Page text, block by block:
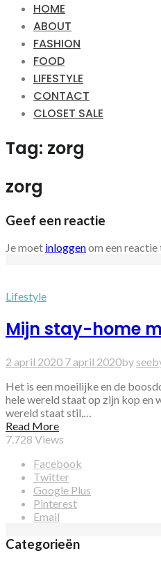
HOME
ABOUT
FASHION
FOOD
LIFESTYLE
CONTACT
CLOSET SALE
Tag: zorg
zorg
Geef een reactie
Je moet inloggenom een reactie
Lifestyle
Mijn stay-home
2 april 2020 7 april 2020by
Het is een moeilijke en de
hele wereld staat op zijn kop en
wereld staat stil,…
Read More
7.728 Views
Facebook
Twitter
Google Plus
Pinterest
Email
Categorieën